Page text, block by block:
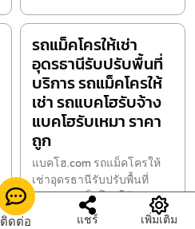
รถแม็คโครให้เช่า
อุดรธานีรับปรับพื้นที่
บริการ รถแม็คโครให้
เช่า รถแบคโฮรับจ้าง
แบคโฮรับเหมา ราคา
ถูก
แบคโฮ.com รถแม็คโครให้
เช่าอุดรธานีรับปรับพื้นที่
บริการรถแม็คโครให้เช่
ติดต่อ แชร์ เพิ่มเติม